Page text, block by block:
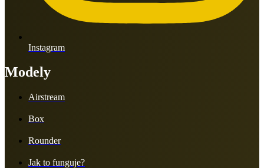
Instagram
Modely
Airstream
Box
Rounder
Jak to funguje?